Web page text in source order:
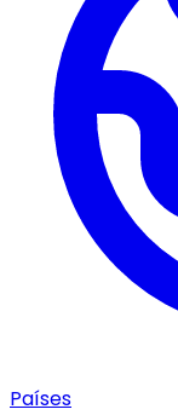
Países